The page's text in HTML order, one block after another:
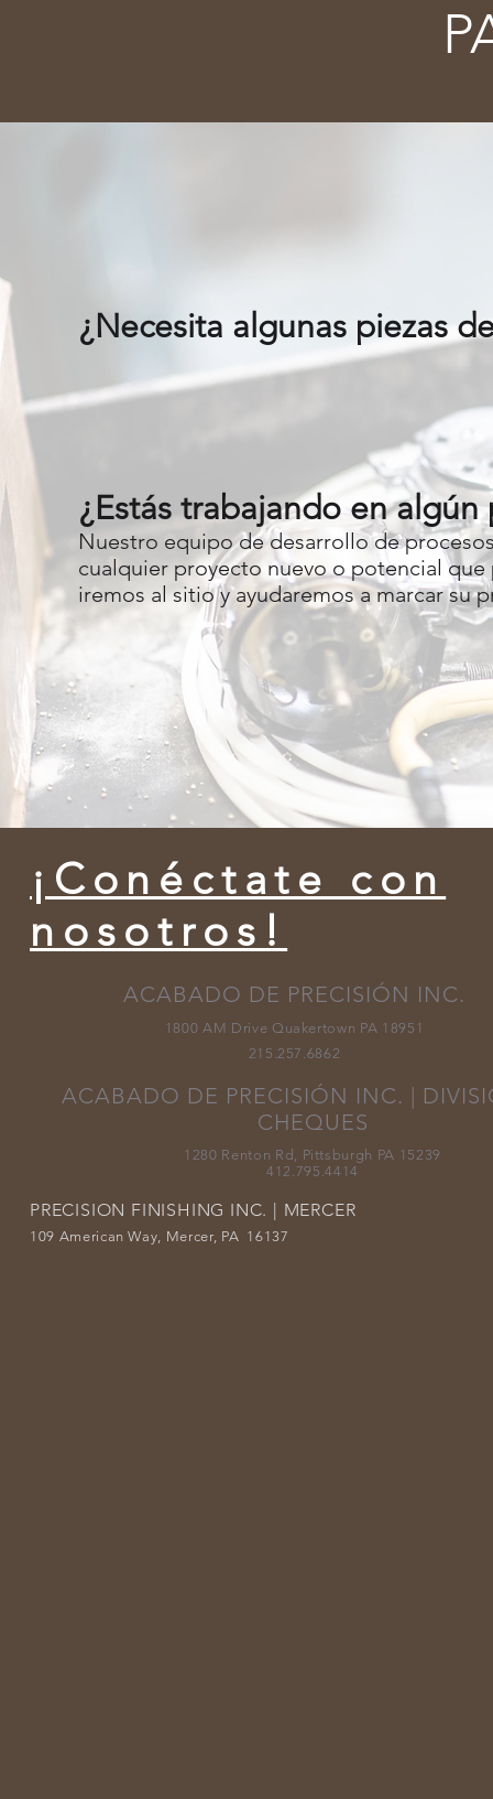
¿Necesita algunas piezas
¿Estás trabajando en
Nuestro equipo de desarrollo de
cualquier proyecto nuevo o potencial que
iremos al sitio y ayudaremos a marcar
¡Conéctate con
nosotros!
ACABADO DE PRECISIÓN INC.
1800 AM Drive Quakertown PA 18951
215.257.6862
ACABADO DE PRECISIÓN INC. |
CHEQUES
1280 Renton Rd, Pittsburgh PA 15239
412.795.4414
PRECISION FINISHING INC. | MERCER
109 American Way, Mercer, PA 16137